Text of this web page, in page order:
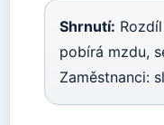
Shrnutí:
pobírá mzdu,
Zaměstnanci: